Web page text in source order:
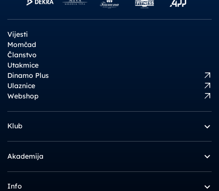
Vijesti
Momčad
Članstvo
Utakmice
Dinamo Plus
Ulaznice
Webshop
Klub
Akademija
Info